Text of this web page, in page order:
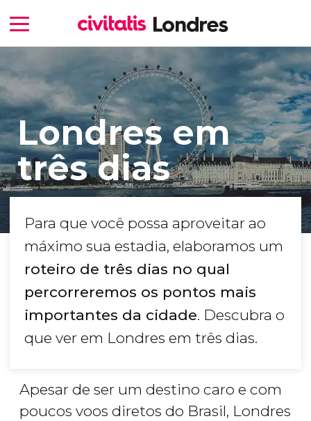
Londres em
três dias
Para que você possa aproveitar ao
máximo sua estadia, elaboramos um
roteiro de três dias no qual
percorreremos os pontos mais
importantes da cidade. Descubra o
que ver em Londres em três dias.
Apesar de ser um destino caro e com
poucos voos diretos do Brasil, Londres